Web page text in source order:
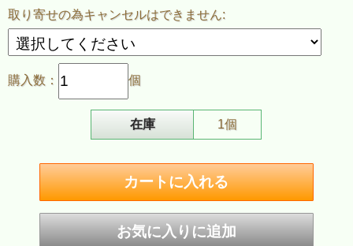
取り寄せの為キャンセルはできません:
購入数： 個
在庫 1個